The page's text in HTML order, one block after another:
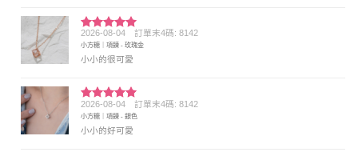
評分5 滿
分 5
2026-08-04 訂單末4碼: 8142
小方糖｜項鍊 - 玫瑰金
小小的很可愛
評分5 滿
分 5
2026-08-04 訂單末4碼: 8142
小方糖｜項鍊 - 銀色
小小的好可愛